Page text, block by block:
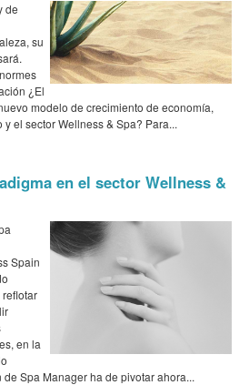
de
su
¿El
modelo de crecimiento de economía,
el sector Wellness & Spa? Para...
en el sector Wellness &
Spain
en la
Spa Manager ha de pivotar ahora...